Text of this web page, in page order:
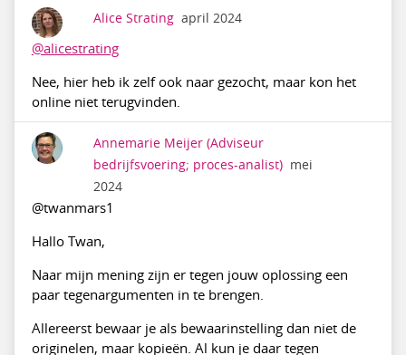
Alice Strating april 2024
@alicestrating
Nee, hier heb ik zelf ook naar gezocht, maar kon het
online niet terugvinden.
Annemarie Meijer (Adviseur
bedrijfsvoering; proces-analist) mei
2024
@twanmars1
Hallo Twan,
Naar mijn mening zijn er tegen jouw oplossing een
paar tegenargumenten in te brengen.
Allereerst bewaar je als bewaarinstelling dan niet de
originelen, maar kopieën. Al kun je daar tegen